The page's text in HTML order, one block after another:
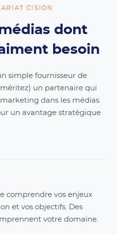
CISION
dont
besoin
simple fournisseur de
un partenaire qui
dans les médias
un avantage stratégique
comprendre vos enjeux
et vos objectifs. Des
votre domaine.